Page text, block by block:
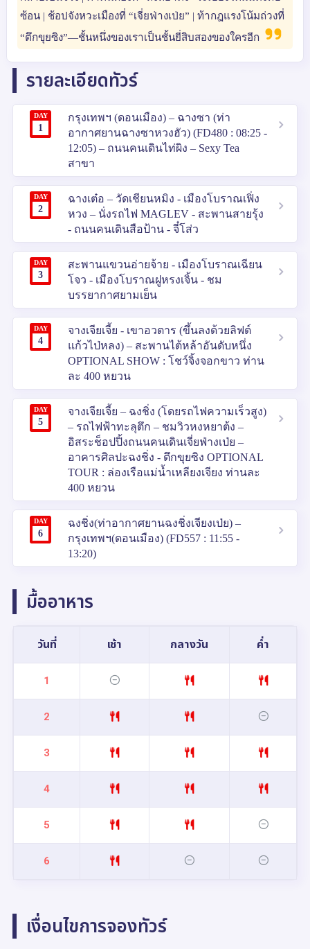
ซ้อน | ช้อปจังหวะเมืองที่ “เจี่ยฟ่างเป่ย” | ท้ากฎแรงโน้มถ่วงที่
“ตึกขุยซิง”—ชั้นหนึ่งของเราเป็นชั้นยี่สิบสองของใครอีก
รายละเอียดทัวร์
DAY
1
กรุงเทพฯ (ดอนเมือง) – ฉางซา (ท่า
อากาศยานฉางซาหวงฮัว) (FD480 : 08:25 -
12:05) – ถนนคนเดินไท่ผิง – Sexy Tea
สาขา
DAY
2
ฉางเต๋อ – วัดเชียนหมิง - เมืองโบราณเฟิ่ง
หวง – นั่งรถไฟ MAGLEV - สะพานสายรุ้ง
- ถนนคนเดินสือป้าน - จี๋โส่ว
DAY
3
สะพานแขวนอ่ายจ้าย - เมืองโบราณเฉียน
โจว - เมืองโบราณฝูหรงเจิ้น - ชม
บรรยากาศยามเย็น
DAY
4
จางเจียเจี้ย - เขาอวตาร (ขึ้นลงด้วยลิฟต์
แก้วไป่หลง) – สะพานไต้หล้าอันดับหนึ่ง
OPTIONAL SHOW : โชว์จิ้งจอกขาว ท่าน
ละ 400 หยวน
DAY
5
จางเจียเจี้ย – ฉงชิ่ง (โดยรถไฟความเร็วสูง)
– รถไฟฟ้าทะลุตึก – ชมวิวหงหยาต้ง –
อิสระช็อปปิ้งถนนคนเดินเจี่ยฟ่างเป่ย –
อาคารศิลปะฉงชิ่ง - ตึกขุยซิง OPTIONAL
TOUR : ล่องเรือแม่น้ำเหลียงเจียง ท่านละ
400 หยวน
DAY
6
ฉงชิ่ง(ท่าอากาศยานฉงชิ่งเจียงเป่ย) –
กรุงเทพฯ(ดอนเมือง) (FD557 : 11:55 -
13:20)
มื้ออาหาร
วันที่ เช้า กลางวัน ค่ำ
1
2
3
4
5
6
เงื่อนไขการจองทัวร์